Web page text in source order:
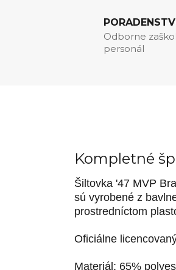
Odborne
personál
Kompletné
Šiltovka '47 MVP
sú vyrobené z
prostredníctom
Oficiálne
Materiál: 65%